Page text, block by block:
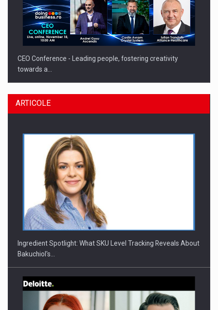
CEO Conference - Leading people, fostering creativity
towards a…
CEO Conference - Shaping The Future - Technology and…
ARTICOLE
Ingredient Spotlight: What SKU Level Tracking Reveals About
Bakuchiol's…